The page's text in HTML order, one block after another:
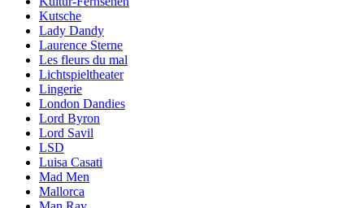
Kutsche
Lady Dandy
Laurence Sterne
Les fleurs du mal
Lichtspieltheater
Lingerie
London Dandies
Lord Byron
Lord Savil
LSD
Luisa Casati
Mad Men
Mallorca